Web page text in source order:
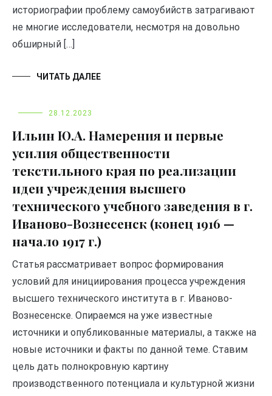
историографии проблему самоубийств затрагивают
не многие исследователи, несмотря на довольно
обширный […]
ЧИТАТЬ ДАЛЕЕ
28.12.2023
Ильин Ю.А. Намерения и первые
усилия общественности
текстильного края по реализации
идеи учреждения высшего
технического учебного заведения в г.
Иваново-Вознесенск (конец 1916 —
начало 1917 г.)
Статья рассматривает вопрос формирования
условий для инициирования процесса учреждения
высшего технического института в г. Иваново-
Вознесенске. Опираемся на уже известные
источники и опубликованные материалы, а также на
новые источники и факты по данной теме. Ставим
цель дать полнокровную картину
производственного потенциала и культурной жизни